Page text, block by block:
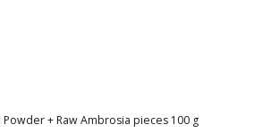
Powder + Raw Ambrosia pieces 100 g